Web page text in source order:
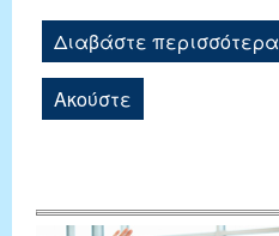
Διαβάστε περισσότερα
Ακούστε